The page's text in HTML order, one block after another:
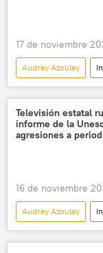
17 de noviembre
Audrey Azoulay
Unesco
🛡️
Televisión estatal
informe de la
agresiones a
16 de noviembre
Audrey Azoulay
ONU
OTAN